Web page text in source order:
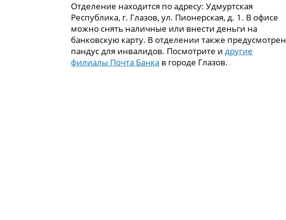
Отделение находится по адресу: Удмуртская
Республика, г. Глазов, ул. Пионерская, д. 1. В офисе
можно снять наличные или внести деньги на
банковскую карту. В отделении также предусмотрен
пандус для инвалидов. Посмотрите идругие
филиалы Почта Банка в городе Глазов.